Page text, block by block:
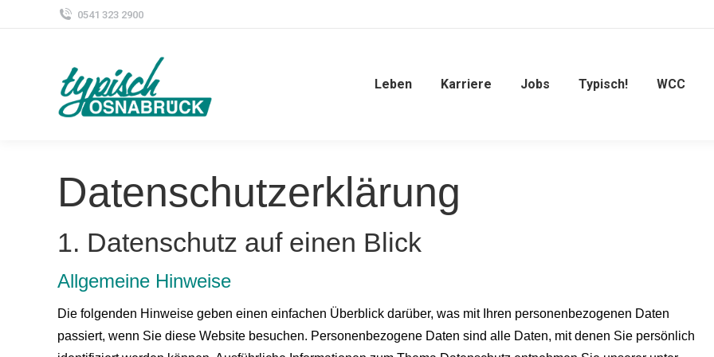
0541 323 2900
Leben Karriere Jobs Typisch! WCC
Datenschutz­erklärung
1. Datenschutz auf einen Blick
Allgemeine Hinweise
Die folgenden Hinweise geben einen einfachen Überblick darüber, was mit Ihren personenbezogenen Daten
passiert, wenn Sie diese Website besuchen. Personenbezogene Daten sind alle Daten, mit denen Sie persönlich